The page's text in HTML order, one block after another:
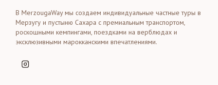
В MerzougaWay мы создаем индивидуальные частные туры в
Мерзугу и пустыню Сахара с премиальным транспортом,
роскошными кемпингами, поездками на верблюдах и
эксклюзивными марокканскими впечатлениями.